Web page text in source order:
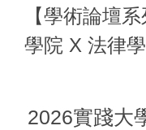
【學術論壇
學院 X 法律
2026實踐大